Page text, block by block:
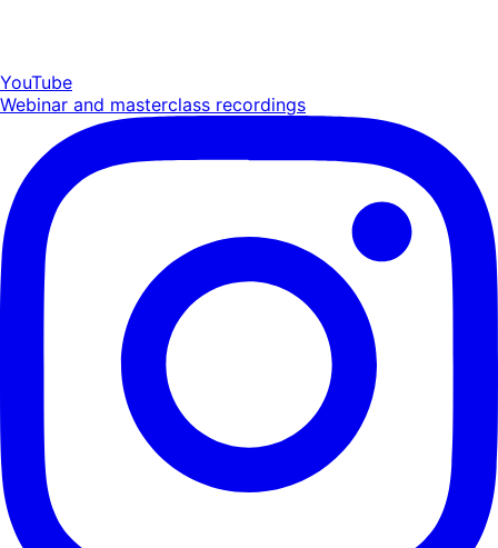
YouTube
Webinar and masterclass recordings